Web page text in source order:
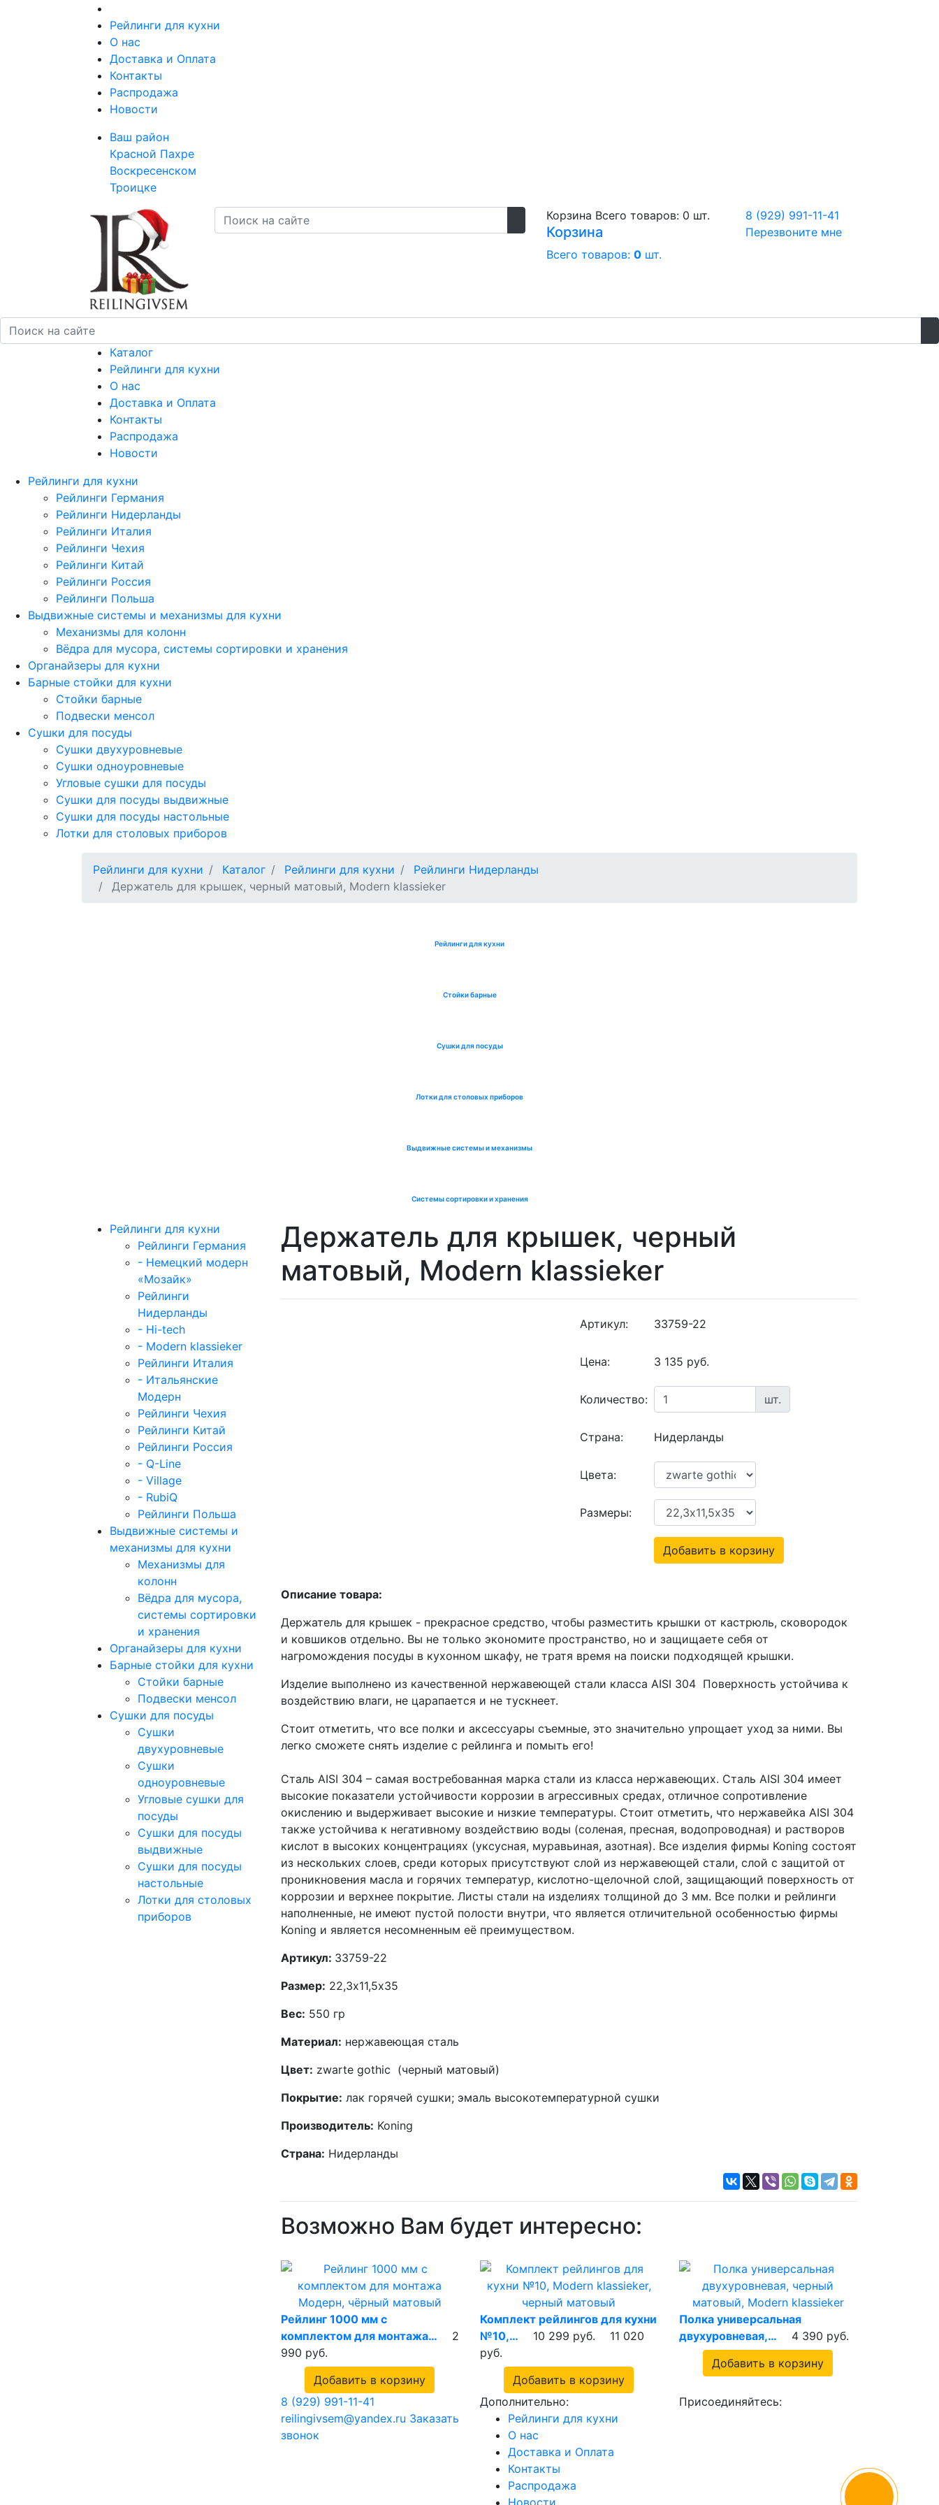
Рейлинги для кухни
О нас
Доставка и Оплата
Контакты
Распродажа
Новости
Ваш район
Красной Пахре
Воскресенском
Троицке
Корзина Всего товаров: 0 шт.
Корзина
Всего товаров: 0 шт.
8 (929) 991-11-41
Перезвоните мне
Каталог
Рейлинги для кухни
О нас
Доставка и Оплата
Контакты
Распродажа
Новости
Рейлинги для кухни
Рейлинги Германия
Рейлинги Нидерланды
Рейлинги Италия
Рейлинги Чехия
Рейлинги Китай
Рейлинги Россия
Рейлинги Польша
Выдвижные системы и механизмы для кухни
Механизмы для колонн
Вёдра для мусора, системы сортировки и хранения
Органайзеры для кухни
Барные стойки для кухни
Стойки барные
Подвески менсол
Сушки для посуды
Сушки двухуровневые
Сушки одноуровневые
Угловые сушки для посуды
Сушки для посуды выдвижные
Сушки для посуды настольные
Лотки для столовых приборов
Рейлинги для кухни Каталог Рейлинги для кухни
Рейлинги Нидерланды
Держатель для крышек, черный матовый, Modern klassieker
Рейлинги для кухни
Стойки барные
Сушки для посуды
Лотки для столовых приборов
Выдвижные системы и механизмы
Системы сортировки и хранения
Рейлинги для кухни
Рейлинги Германия
- Немецкий модерн
«Мозайк»
Рейлинги
Нидерланды
- Hi-tech
- Modern klassieker
Рейлинги Италия
- Итальянские
Модерн
Рейлинги Чехия
Рейлинги Китай
Рейлинги Россия
- Q-Line
- Village
- RubiQ
Рейлинги Польша
Выдвижные системы и
механизмы для кухни
Механизмы для
колонн
Вёдра для мусора,
системы сортировки
и хранения
Органайзеры для кухни
Барные стойки для кухни
Стойки барные
Подвески менсол
Сушки для посуды
Сушки
двухуровневые
Сушки
одноуровневые
Угловые сушки для
посуды
Сушки для посуды
выдвижные
Сушки для посуды
настольные
Лотки для столовых
приборов
Держатель для крышек, черный
матовый, Modern klassieker
Артикул: 33759-22
Цена: 3 135 руб.
Количество: шт.
Страна: Нидерланды
Цвета:
Размеры:
Добавить в корзину
Описание товара:
Держатель для крышек - прекрасное средство, чтобы разместить крышки от кастрюль, сковородок
и ковшиков отдельно. Вы не только экономите пространство, но и защищаете себя от
нагромождения посуды в кухонном шкафу, не тратя время на поиски подходящей крышки.
Изделие выполнено из качественной нержавеющей стали класса AISI 304 Поверхность устойчива к
воздействию влаги, не царапается и не тускнеет.
Стоит отметить, что все полки и аксессуары съемные, это значительно упрощает уход за ними. Вы
легко сможете снять изделие с рейлинга и помыть его!
Сталь AISI 304 – самая востребованная марка стали из класса нержавеющих. Сталь AISI 304 имеет
высокие показатели устойчивости коррозии в агрессивных средах, отличное сопротивление
окислению и выдерживает высокие и низкие температуры. Стоит отметить, что нержавейка AISI 304
также устойчива к негативному воздействию воды (соленая, пресная, водопроводная) и растворов
кислот в высоких концентрациях (уксусная, муравьиная, азотная). Все изделия фирмы Koning состоят
из нескольких слоев, среди которых присутствуют слой из нержавеющей стали, слой с защитой от
проникновения масла и горячих температур, кислотно-щелочной слой, защищающий поверхность от
коррозии и верхнее покрытие. Листы стали на изделиях толщиной до 3 мм. Все полки и рейлинги
наполненные, не имеют пустой полости внутри, что является отличительной особенностью фирмы
Koning и является несомненным её преимуществом.
Артикул: 33759-22
Размер: 22,3х11,5х35
Вес: 550 гр
Материал: нержавеющая сталь
Цвет: zwarte gothic (черный матовый)
Покрытие: лак горячей сушки; эмаль высокотемпературной сушки
Производитель: Koning
Страна: Нидерланды
Возможно Вам будет интересно:
Рейлинг 1000 мм с
комплектом для монтажа…
2
990 руб.
Добавить в корзину
Комплект рейлингов для кухни
№10,…
10 299 руб.
11 020
руб.
Добавить в корзину
Полка универсальная
двухуровневая,…
4 390 руб.
Добавить в корзину
8 (929) 991-11-41
reilingivsem@yandex.ru Заказать
звонок
Дополнительно:
Рейлинги для кухни
О нас
Доставка и Оплата
Контакты
Распродажа
Присоединяйтесь: